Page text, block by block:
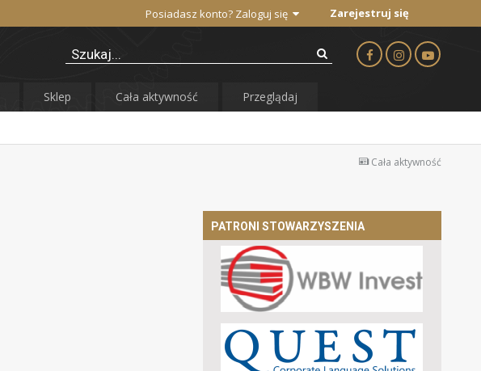
Posiadasz konto? Zaloguj się Zarejestruj się
Sklep Cała aktywność Przeglądaj
Cała aktywność
PATRONI STOWARZYSZENIA